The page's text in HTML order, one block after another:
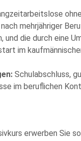
mehrjähriger
und die durch eine
im
Schulabschluss,
im beruflichen
erwerben Sie
habe ich zur
elektronischen Erhebung
sowie Daten für den
E-Mail an
durch reCAPTCHA
and